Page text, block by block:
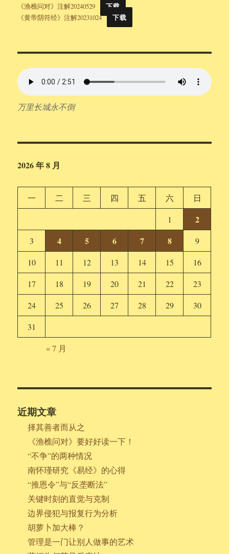
《渔樵问对》注解20240529
下载
《黄帝阴符经》注解20231024
下载
万里长城永不倒
2026 年 8 月
一 二 三 四 五 六
日
1
2
3 4 5 6 7 8
9
10
11 12 13 14 15
16
17
18 19 20 21 22
23
24
25 26 27 28 29
30
31
« 7 月
近期文章
择其善者而从之
《渔樵问对》要好好读一下！
“不争”的两种情况
南怀瑾研究《易经》的心得
“推恩令”与“反垄断法”
关键时刻的直觉与克制
边界侵犯与报复行为分析
胡萝卜加大棒？
管理是一门让别人做事的艺术